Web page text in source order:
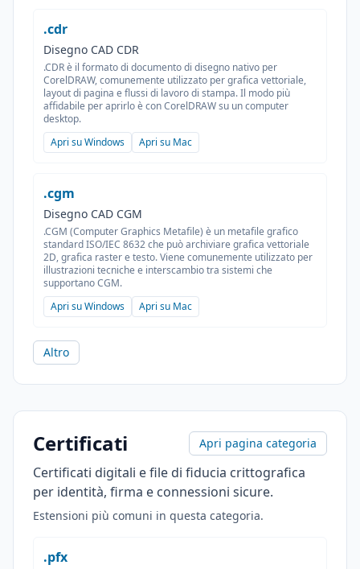
.cdr
Disegno CAD CDR
.CDR è il formato di documento di disegno nativo per
CorelDRAW, comunemente utilizzato per grafica vettoriale,
layout di pagina e flussi di lavoro di stampa. Il modo più
affidabile per aprirlo è con CorelDRAW su un computer
desktop.
Apri su Windows
Apri su Mac
.cgm
Disegno CAD CGM
.CGM (Computer Graphics Metafile) è un metafile grafico
standard ISO/IEC 8632 che può archiviare grafica vettoriale
2D, grafica raster e testo. Viene comunemente utilizzato per
illustrazioni tecniche e interscambio tra sistemi che
supportano CGM.
Apri su Windows
Apri su Mac
Altro
Certificati Apri pagina categoria
Certificati digitali e file di fiducia crittografica
per identità, firma e connessioni sicure.
Estensioni più comuni in questa categoria.
.pfx